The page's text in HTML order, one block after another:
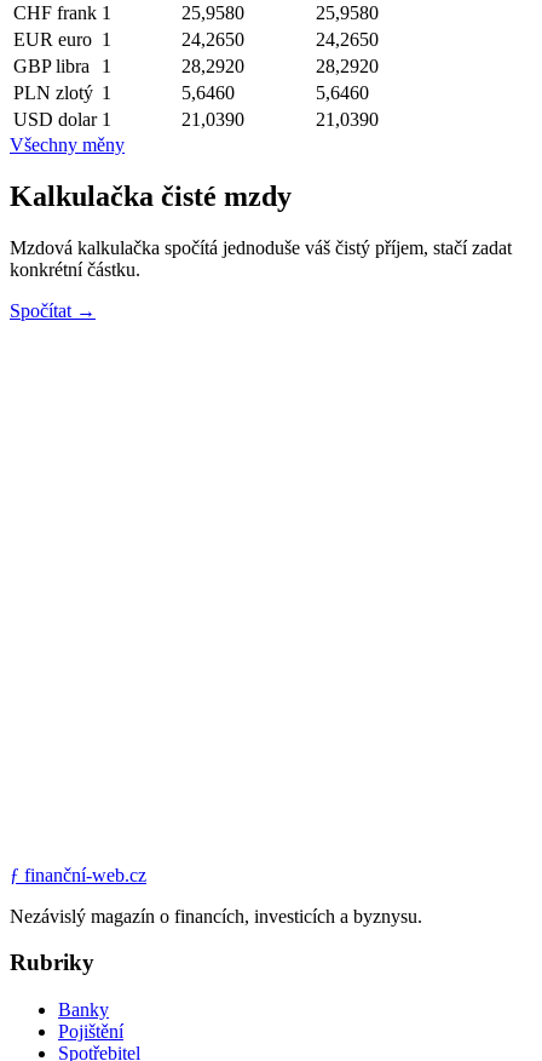
CHF frank 1 25,9580
25,9580
EUR euro 1 24,2650
24,2650
GBP libra 1 28,2920
28,2920
PLN zlotý 1 5,6460
5,6460
USD dolar 1 21,0390
21,0390
Všechny měny
Kalkulačka čisté mzdy
Mzdová kalkulačka spočítá jednoduše váš čistý příjem, stačí zadat
konkrétní částku.
Spočítat →
ƒ finanční-web.cz
Nezávislý magazín o financích, investicích a byznysu.
Rubriky
Banky
Pojištění
Spotřebitel